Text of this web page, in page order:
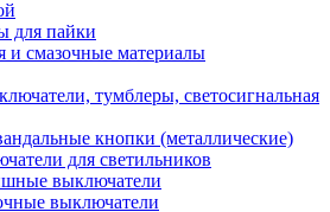
для пайки
и смазочные материалы
тумблеры, светосигнальная
кнопки (металлические)
для светильников
выключатели
выключатели